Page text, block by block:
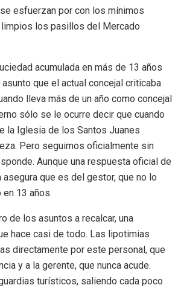
esfuerzan por con los mínimos
los pasillos del Mercado
acumulada en más de 13 años
que el actual concejal criticaba
lleva más de un año como concejal
sólo se le ocurre decir que cuando
la Iglesia de los Santos Juanes
Pero seguimos oficialmente sin
Aunque una respuesta oficial de
asegura que es del gestor, que no lo
en 13 años.
de los asuntos a recalcar, una
hace casi de todo. Las lipotimias
directamente por este personal, que
y a la gerente, que nunca acude.
turísticos, saliendo cada poco